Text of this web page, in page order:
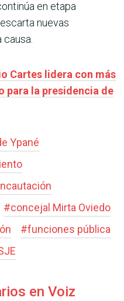
en etapa
nuevas
causa.
Cartes lidera con más
para la presidencia de
Ypané
#concejal Mirta Oviedo
#funciones pública
en Voiz